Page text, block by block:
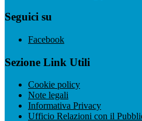
Seguici su
Facebook
Sezione Link Utili
Cookie policy
Note legali
Informativa Privacy
Ufficio Relazioni con il